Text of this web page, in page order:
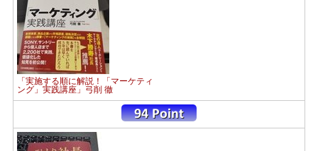
「実施する順に解説！「マーケティ
ング」実践講座」弓削 徹